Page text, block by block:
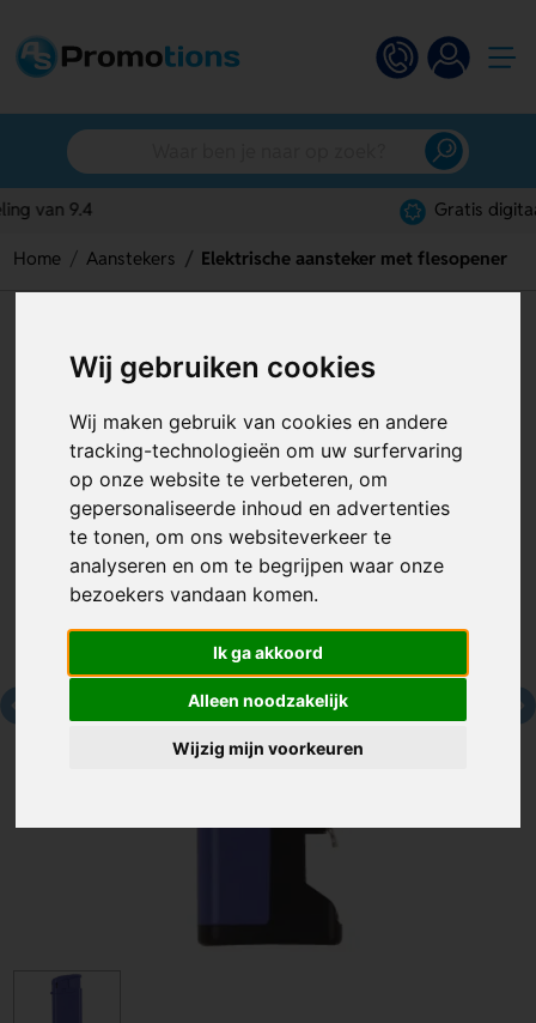
Wij gebruiken cookies
Wij maken gebruik van cookies en andere
tracking-technologieën om uw surfervaring
op onze website te verbeteren, om
gepersonaliseerde inhoud en advertenties
te tonen, om ons websiteverkeer te
analyseren en om te begrijpen waar onze
bezoekers vandaan komen.
Ik ga akkoord
Alleen noodzakelijk
Wijzig mijn voorkeuren
Home Aanstekers Elektrische aansteker met flesopener
flesopener
Artikelnummer: 118903